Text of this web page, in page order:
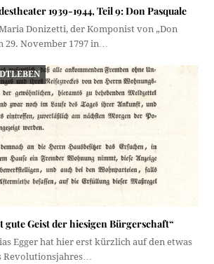
1939-1944, Teil 9: Don Pasquale
Donizetti, der Komponist von „Don
29. November 1797 in…
gute Geist der hiesigen Bürgerschaft“
Egger hat hier erst kürzlich auf den etwas
Revolutionsjahres…